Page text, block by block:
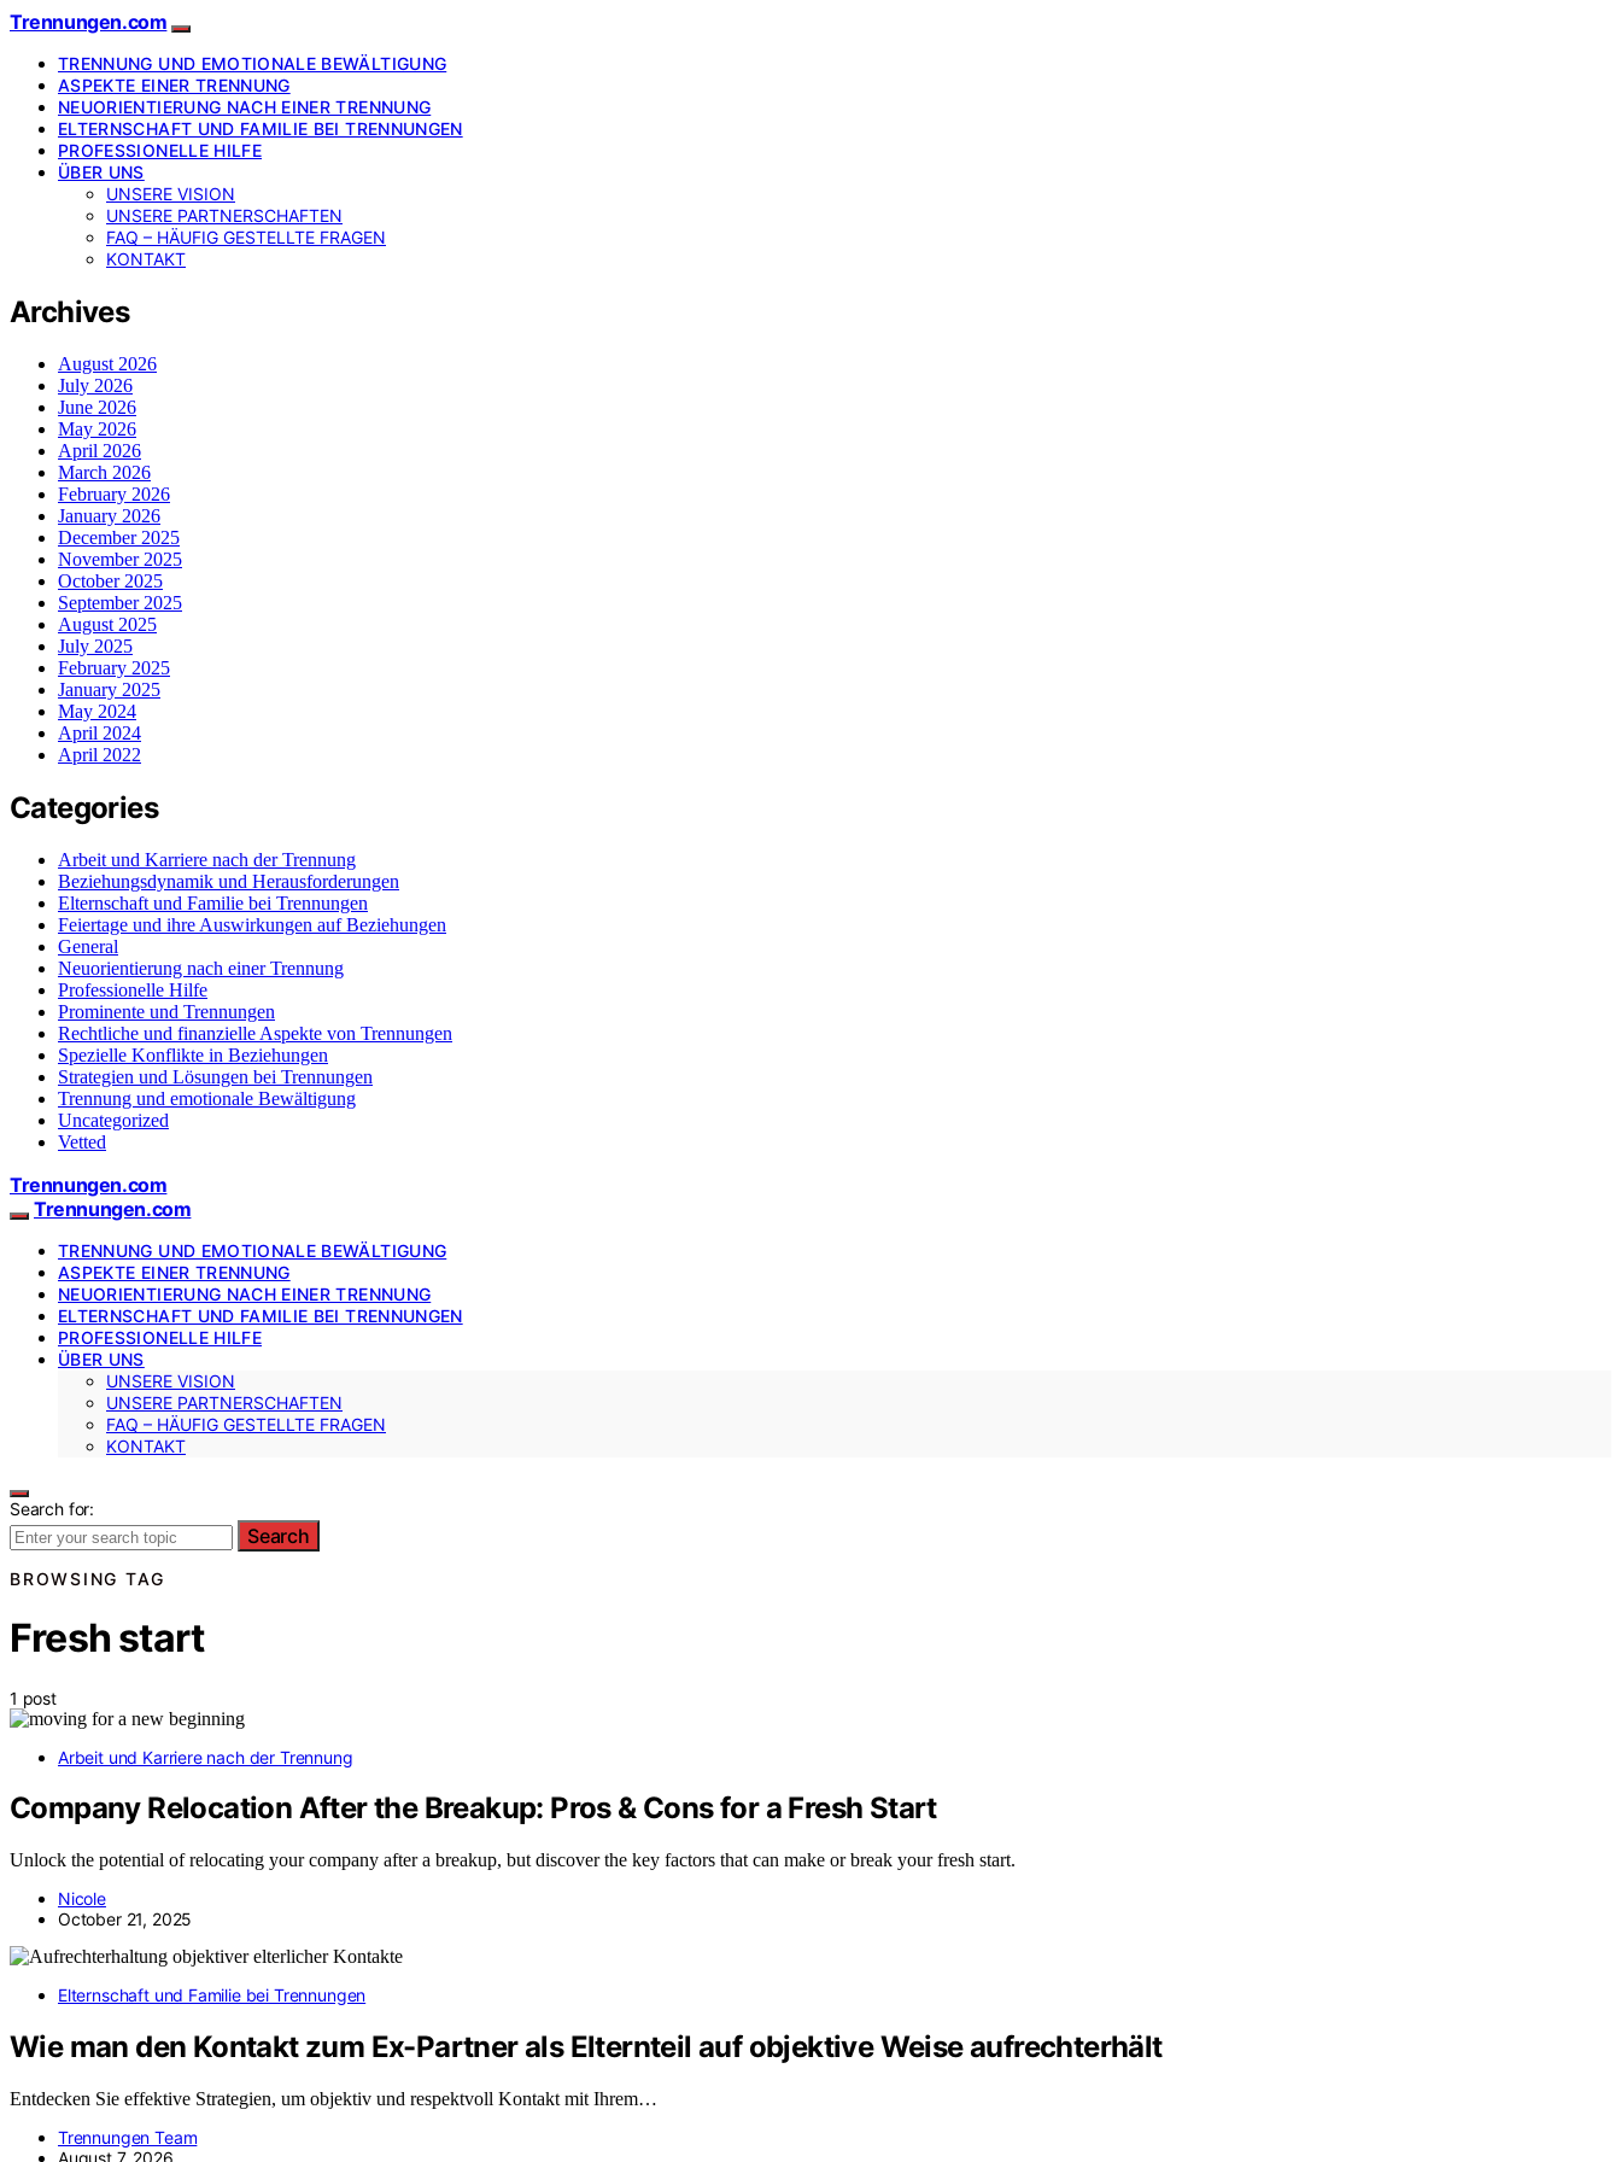
Trennungen.com
TRENNUNG UND EMOTIONALE BEWÄLTIGUNG
ASPEKTE EINER TRENNUNG
NEUORIENTIERUNG NACH EINER TRENNUNG
ELTERNSCHAFT UND FAMILIE BEI TRENNUNGEN
PROFESSIONELLE HILFE
ÜBER UNS
UNSERE VISION
UNSERE PARTNERSCHAFTEN
FAQ – HÄUFIG GESTELLTE FRAGEN
KONTAKT
Archives
August 2026
July 2026
June 2026
May 2026
April 2026
March 2026
February 2026
January 2026
December 2025
November 2025
October 2025
September 2025
August 2025
July 2025
February 2025
January 2025
May 2024
April 2024
April 2022
Categories
Arbeit und Karriere nach der Trennung
Beziehungsdynamik und Herausforderungen
Elternschaft und Familie bei Trennungen
Feiertage und ihre Auswirkungen auf Beziehungen
General
Neuorientierung nach einer Trennung
Professionelle Hilfe
Prominente und Trennungen
Rechtliche und finanzielle Aspekte von Trennungen
Spezielle Konflikte in Beziehungen
Strategien und Lösungen bei Trennungen
Trennung und emotionale Bewältigung
Uncategorized
Vetted
Trennungen.com
Trennungen.com
TRENNUNG UND EMOTIONALE BEWÄLTIGUNG
ASPEKTE EINER TRENNUNG
NEUORIENTIERUNG NACH EINER TRENNUNG
ELTERNSCHAFT UND FAMILIE BEI TRENNUNGEN
PROFESSIONELLE HILFE
ÜBER UNS
UNSERE VISION
UNSERE PARTNERSCHAFTEN
FAQ – HÄUFIG GESTELLTE FRAGEN
KONTAKT
Search for:
Search
BROWSING TAG
Fresh start
1 post
Arbeit und Karriere nach der Trennung
Company Relocation After the Breakup: Pros & Cons for a Fresh Start
Unlock the potential of relocating your company after a breakup, but discover the key factors that can make or break your fresh start.
Nicole
October 21, 2025
Elternschaft und Familie bei Trennungen
Wie man den Kontakt zum Ex-Partner als Elternteil auf objektive Weise aufrechterhält
Entdecken Sie effektive Strategien, um objektiv und respektvoll Kontakt mit Ihrem…
Trennungen Team